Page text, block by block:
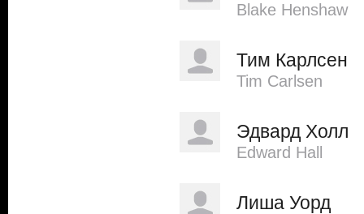
Blake Henshaw
Тим Карлсен
Tim Carlsen
Эдвард Холл
Edward Hall
Лиша Уорд